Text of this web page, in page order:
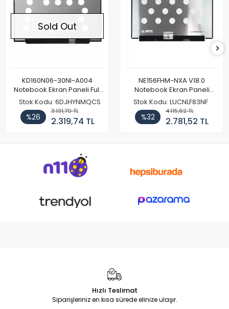
Sold Out
KD160N06-30NI-A004
Notebook Ekran Paneli Full
HD
Stok Kodu: 6DJHYNMQCS
%26
3.131,70 TL
2.319,74 TL
NE156FHM-NXA V18.0
Notebook Ekran Paneli
144Hz
Stok Kodu: LUCNLF83NF
%32
4.115,62 TL
2.781,52 TL
Hızlı Teslimat
Siparişleriniz en kısa sürede elinize ulaşır.